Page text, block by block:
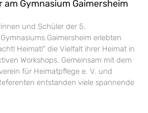
Gymnasium Gaimersheim
und Schüler der 5.
Gaimersheim erlebten
Heimat!“ die Vielfalt ihrer Heimat in
Workshops. Gemeinsam mit dem
für Heimatpflege e. V. und
entstanden viele spannende